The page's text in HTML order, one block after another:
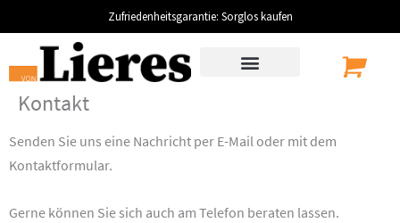
Inhalt
Zufriedenheitsgarantie: Sorglos kaufen
Kontakt
Senden Sie uns eine Nachricht per E-Mail oder mit dem
Kontaktformular.
Gerne können Sie sich auch am Telefon beraten lassen.